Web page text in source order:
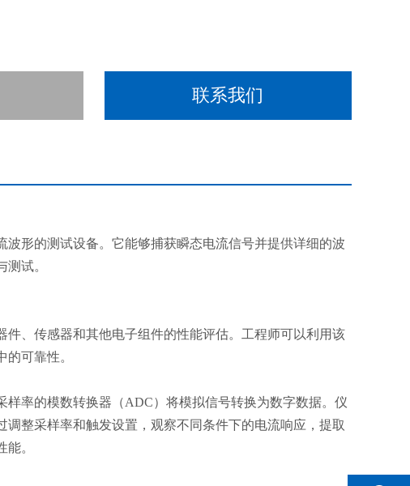
联系我们
波形的测试设备。它能够捕获瞬态电流信号并提供详细的波
测试。
件、传感器和其他电子组件的性能评估。工程师可以利用该
可靠性。
样率的模数转换器（ADC）将模拟信号转换为数字数据。仪
整采样率和触发设置，观察不同条件下的电流响应，提取
。